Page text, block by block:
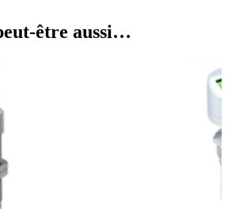
être aussi…